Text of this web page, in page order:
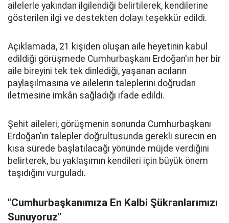
ailelerle yakından ilgilendiği belirtilerek, kendilerine
gösterilen ilgi ve destekten dolayı teşekkür edildi.
Açıklamada, 21 kişiden oluşan aile heyetinin kabul
edildiği görüşmede Cumhurbaşkanı Erdoğan'ın her bir
aile bireyini tek tek dinlediği, yaşanan acıların
paylaşılmasına ve ailelerin taleplerini doğrudan
iletmesine imkân sağladığı ifade edildi.
Şehit aileleri, görüşmenin sonunda Cumhurbaşkanı
Erdoğan'ın talepler doğrultusunda gerekli sürecin en
kısa sürede başlatılacağı yönünde müjde verdiğini
belirterek, bu yaklaşımın kendileri için büyük önem
taşıdığını vurguladı.
"Cumhurbaşkanımıza En Kalbi Şükranlarımızı
Sunuyoruz"